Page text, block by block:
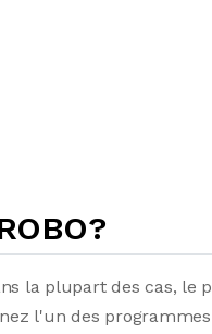
la plupart des cas, le
l'un des